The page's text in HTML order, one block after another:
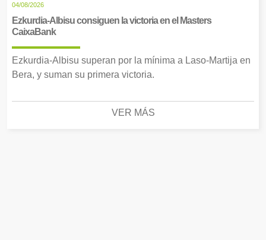
04/08/2026
Ezkurdia-Albisu consiguen la victoria en el Masters
CaixaBank
Ezkurdia-Albisu superan por la mínima a Laso-Martija en
Bera, y suman su primera victoria.
VER MÁS